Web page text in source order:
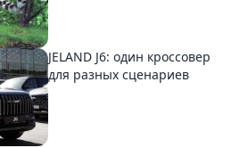
JELAND J6: один кроссовер
для разных сценариев